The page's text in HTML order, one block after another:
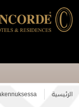
الرئيسية